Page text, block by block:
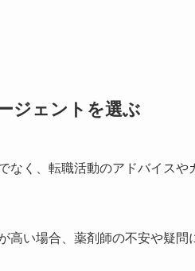
ジェントを選ぶ
なく、転職活動のアドバイスや
高い場合、薬剤師の不安や疑